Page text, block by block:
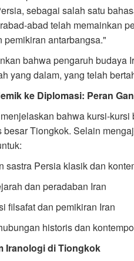
sebagai salah satu
abad telah memainkan
pemikiran antarbangsa."
bahwa pengaruh budaya
yang dalam, yang telah
ke Diplomasi: Peran
bahwa kursi-
besar Tiongkok. Selain
sastra Persia klasik dan
dan peradaban Iran
filsafat dan pemikiran Iran
historis dan
Iranologi di Tiongkok